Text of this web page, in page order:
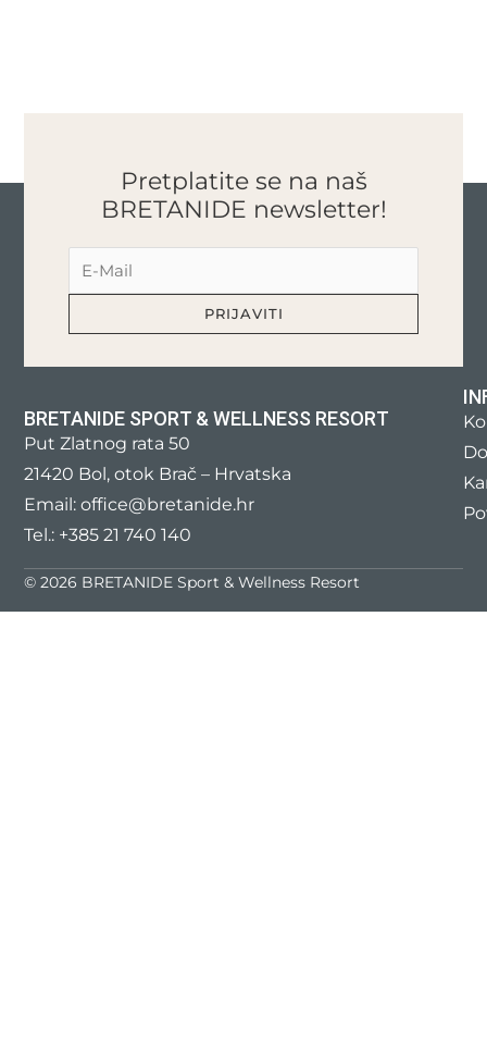
Pretplatite se na naš
BRETANIDE newsletter!
BRETANIDE SPORT & WELLNESS RESORT
Put Zlatnog rata 50
21420 Bol, otok Brač – Hrvatska
Email: office@bretanide.hr
Tel.: +385 21 740 140
© 2026 BRETANIDE Sport & Wellness Resort